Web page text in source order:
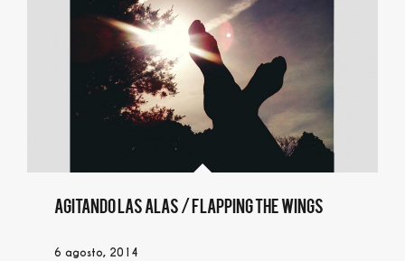
Agitando las alas / Flapping the wings
6 agosto, 2014